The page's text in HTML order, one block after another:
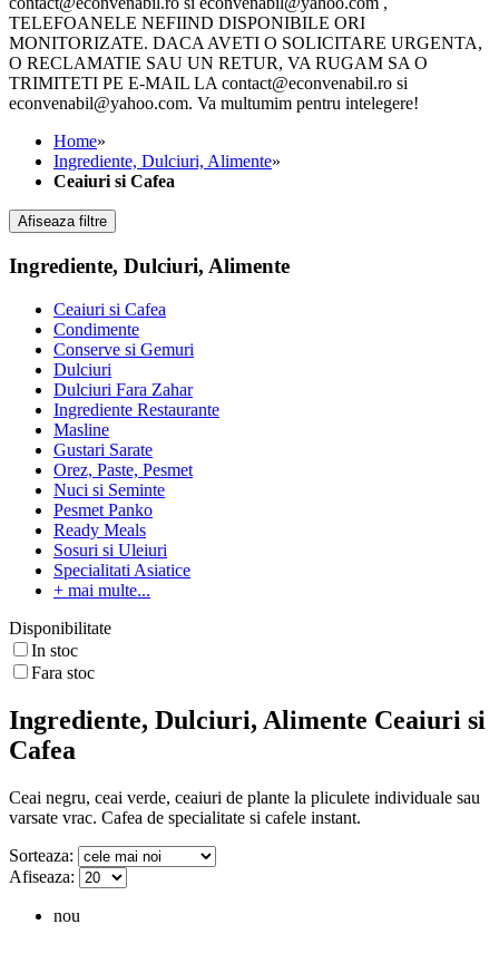
TELEFOANELE NEFIIND DISPONIBILE ORI
MONITORIZATE. DACA AVETI O SOLICITARE URGENTA,
O RECLAMATIE SAU UN RETUR, VA RUGAM SA O
TRIMITETI PE E-MAIL LA contact@econvenabil.ro si
econvenabil@yahoo.com. Va multumim pentru intelegere!
Home»
Ingrediente, Dulciuri, Alimente»
Ceaiuri si Cafea
Afiseaza filtre
Ingrediente, Dulciuri, Alimente
Ceaiuri si Cafea
Condimente
Conserve si Gemuri
Dulciuri
Dulciuri Fara Zahar
Ingrediente Restaurante
Masline
Gustari Sarate
Orez, Paste, Pesmet
Nuci si Seminte
Pesmet Panko
Ready Meals
Sosuri si Uleiuri
Specialitati Asiatice
+ mai multe...
Disponibilitate
In stoc
Fara stoc
Ingrediente, Dulciuri, Alimente Ceaiuri si
Cafea
Ceai negru, ceai verde, ceaiuri de plante la pliculete individuale sau
varsate vrac. Cafea de specialitate si cafele instant.
Sorteaza:
Afiseaza:
nou